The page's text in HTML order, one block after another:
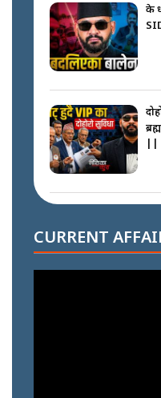
के
||
CURRENT